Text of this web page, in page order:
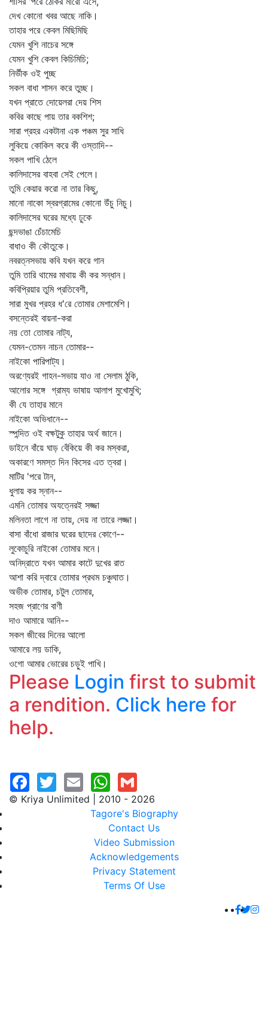
দেখ কোনো খবর আছে নাকি।
তাহার পরে কেবল মিছিমিছি
যেমন খুশি নাচের সঙ্গে
যেমন খুশি কেবল কিচিমিচি;
নির্ভীক ওই পুচ্ছ
সকল বাধা শাসন করে তুচ্ছ।
যখন প্রাতে দোয়েলরা দেয় শিস
কবির কাছে পায় তার বকশিশ;
সারা প্রহর একটানা এক পঞ্চম সুর সাধি
লুকিয়ে কোকিল করে কী ওস্তাদি--
সকল পাখি ঠেলে
কালিদাসের বাহবা সেই পেলে।
তুমি কেয়ার করো না তার কিছু,
মানো নাকো স্বরগ্রামের কোনো উঁচু নিচু।
কালিদাসের ঘরের মধ্যে ঢুকে
ছন্দভাঙা চেঁচামেচি
বাধাও কী কৌতুকে।
নবরত্নসভায় কবি যখন করে গান
তুমি তারি থামের মাথায় কী কর সন্ধান।
কবিপ্রিয়ার তুমি প্রতিবেশী,
সারা মুখর প্রহর ধ'রে তোমার মেশামেশি।
বসন্তেরই বায়না-করা
নয় তো তোমার নাট্য,
যেমন-তেমন নাচন তোমার--
নাইকো পারিপাট্য।
অরণ্যেরই গাহন-সভায় যাও না সেলাম ঠুকি,
আলোর সঙ্গে গ্রাম্য ভাষায় আলাপ মুখোমুখি;
কী যে তাহার মানে
নাইকো অভিধানে--
স্পন্দিত ওই বক্ষটুকু তাহার অর্থ জানে।
ডাইনে বাঁয়ে ঘাড় বেঁকিয়ে কী কর মস্করা,
অকারণে সমস্ত দিন কিসের এত ত্বরা।
মাটির 'পরে টান,
ধুলায় কর স্নান--
এমনি তোমার অযত্নেরই সজ্জা
মলিনতা লাগে না তায়, দেয় না তারে লজ্জা।
বাসা বাঁধো রাজার ঘরের ছাদের কোণে--
লুকোচুরি নাইকো তোমার মনে।
অনিদ্রাতে যখন আমার কাটে দুখের রাত
আশা করি দ্বারে তোমার প্রথম চঞ্চুঘাত।
অভীক তোমার, চটুল তোমার,
সহজ প্রাণের বাণী
দাও আমারে আনি--
সকল জীবের দিনের আলো
আমারে লয় ডাকি,
ওগো আমার ভোরের চড়ুই পাখি।
Please Login first to submit
a rendition. Click here for
help.
© Kriya Unlimited | 2010 - 2026
Tagore's Biography
Contact Us
Video Submission
Acknowledgements
Privacy Statement
Terms Of Use